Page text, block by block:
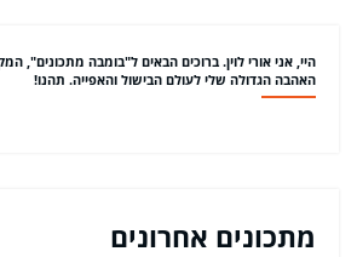
היי, אני אורי לוין. ברוכים הבאים ל"בומבה מתכונים",
האהבה הגדולה שלי לעולם הבישול והאפייה. תהנו!
מתכונים אחרונים